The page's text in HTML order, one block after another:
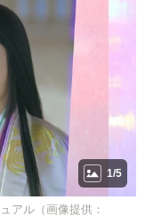
1/5
アル（画像提供：